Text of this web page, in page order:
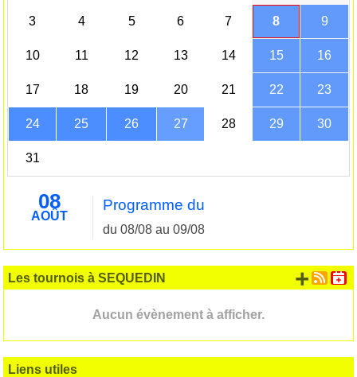
3 4 5 6 7 8 9
10 11 12 13 14 15 16
17 18 19 20 21 22 23
24 25 26 27 28 29 30
31
08
AOÛT
Programme du
du 08/08 au 09/08
Les tournois à SEQUEDIN
Aucun évènement à afficher.
+
Liens utiles